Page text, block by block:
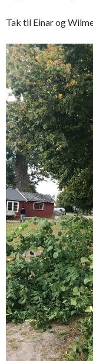
Tak til Einar og